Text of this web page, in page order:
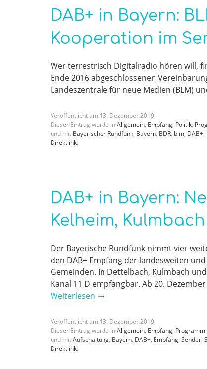
DAB+ in Bayern:
Kooperation im
Wer terrestrisch Digitalradio hören will,
Ende 2016 abgeschlossenen
Landeszentrale für neue Medien (BLM)
Veröffentlicht am 13. Dezember2019
Dieser Eintrag wurde inAllgemein, Empfang, Politik,
und mit Bayerischer Rundfunk, Bayern, BDR, blm, DAB+,
Direktlink.
DAB+ in Bayern:
Kelheim,
Der Bayerische Rundfunk nimmt vier
den DAB+ Empfang der landesweiten
Gemeinden. In Dettelbach, Kulmbach
Kanal 11 D empfangbar. Ab 20.
Weiterlesen →
Veröffentlicht am 13. Dezember2019
Dieser Eintrag wurde inAllgemein, Empfang, Programm
und mitAufschaltung, Bayern, DAB+, Empfang, Sender,
Direktlink.